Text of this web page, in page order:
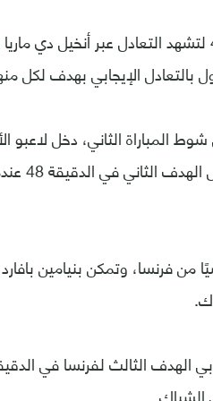
وجاءت الدقيقة 41 لتشهد التعادل عبر
بالتعادل الإيجابي بهدف لكل
شوط المباراة الثاني، دخل